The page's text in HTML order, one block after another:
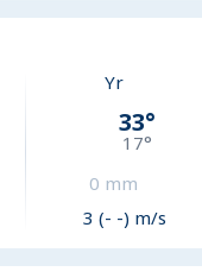
Yr
33°
17°
0 mm
3 (- -) m/s